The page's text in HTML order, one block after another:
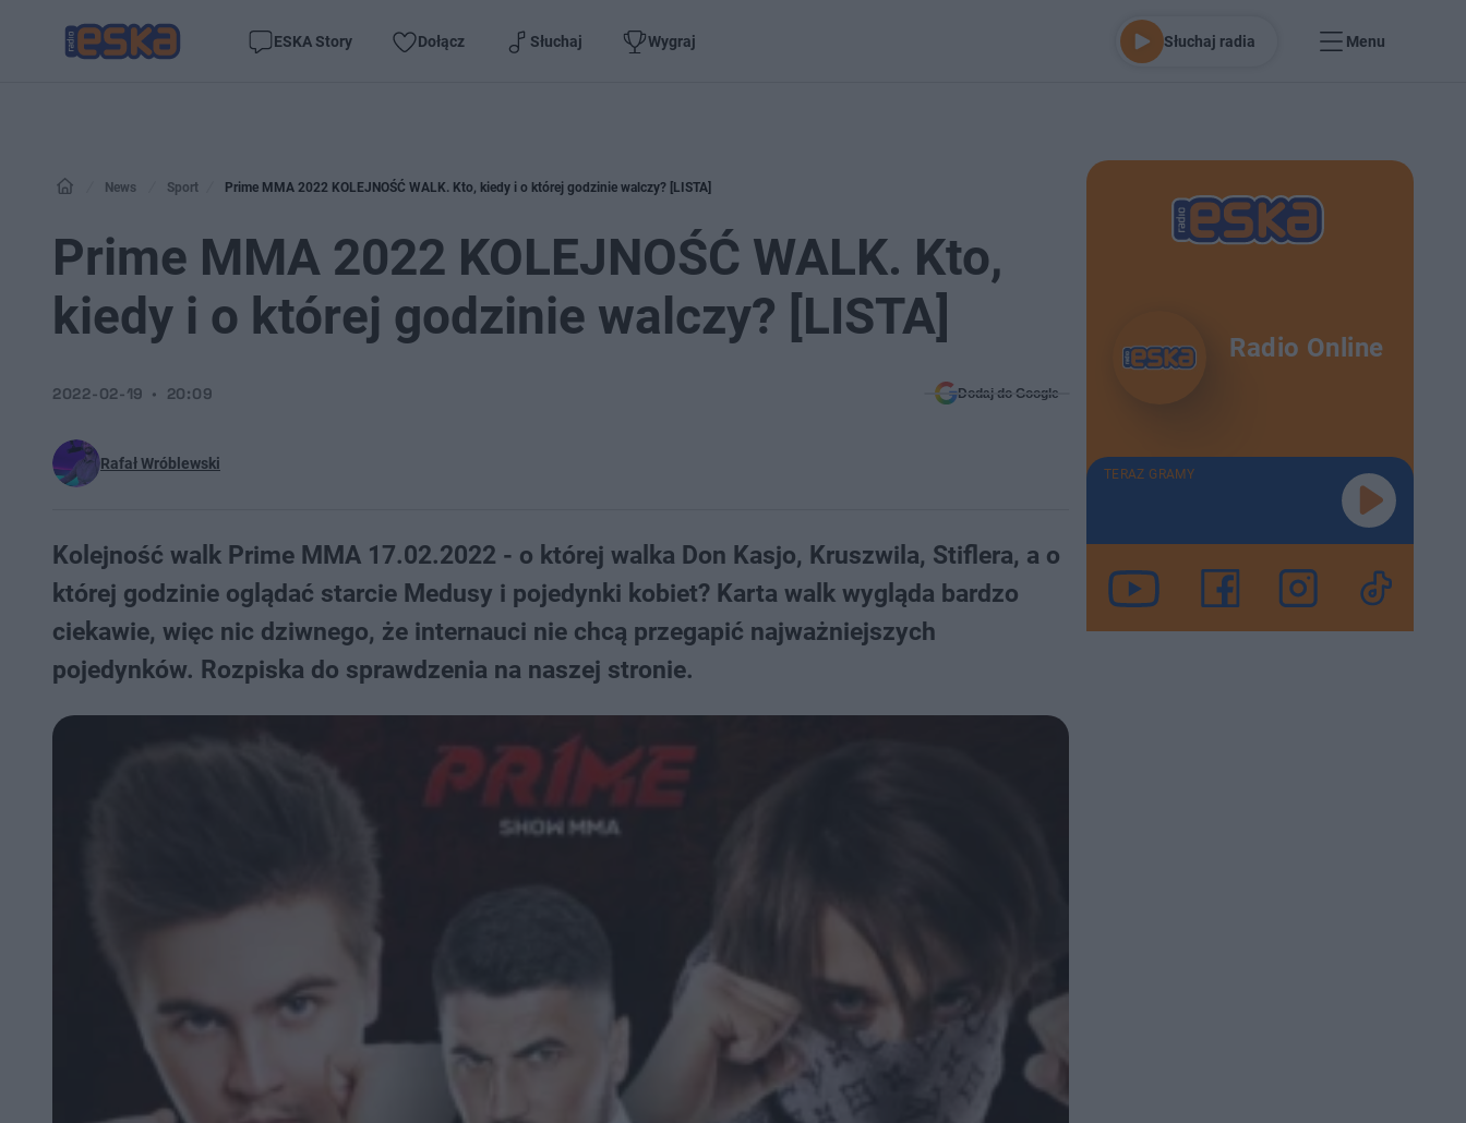
ESKA Story Dołącz Słuchaj Wygraj Słuchaj radia Menu
News Sport Prime MMA 2022 KOLEJNOŚĆ WALK. Kto, kiedy i o której godzinie walczy? [LISTA]
Prime MMA 2022 KOLEJNOŚĆ WALK. Kto,
kiedy i o której godzinie walczy? [LISTA]
Rafał Wróblewski
2022-02-19 20:09 Dodaj do Google
Kolejność walk Prime MMA 17.02.2022 - o której walka Don Kasjo, Kruszwila, Stiflera, a o
której godzinie oglądać starcie Medusy i pojedynki kobiet? Karta walk wygląda bardzo
ciekawie, więc nic dziwnego, że internauci nie chcą przegapić najważniejszych
pojedynków. Rozpiska do sprawdzenia na naszej stronie.
Radio Online
TERAZ GRAMY